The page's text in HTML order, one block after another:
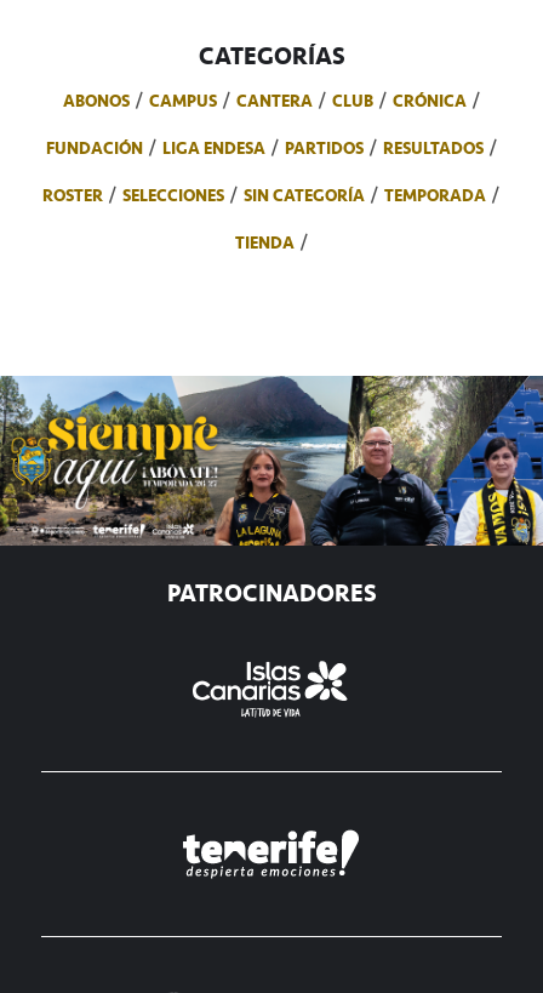
CATEGORÍAS
ABONOS CAMPUS CANTERA CLUB
CRÓNICA
FUNDACIÓN
LIGA ENDESA PARTIDOS
RESULTADOS
ROSTER
SELECCIONES SIN CATEGORÍA
TEMPORADA
TIENDA
PATROCINADORES